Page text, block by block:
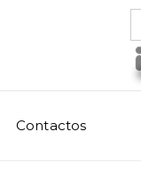
Contactos